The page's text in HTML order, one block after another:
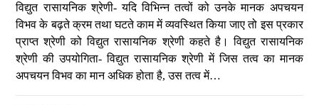
विद्युत रासायनिक श्रेणी- यदि विभिन्न तत्वों को उनके मानक अपचयन
विभव के बढ़ते क्रम तथा घटते काम में व्यवस्थित किया जाए तो इस प्रकार
प्राप्त श्रेणी को विद्युत रासायनिक श्रेणी कहते है। विद्युत रासायनिक
श्रेणी की उपयोगिता- विद्युत रासायनिक श्रेणी में जिस तत्व का मानक
अपचयन विभव का मान अधिक होता है, उस तत्व में…